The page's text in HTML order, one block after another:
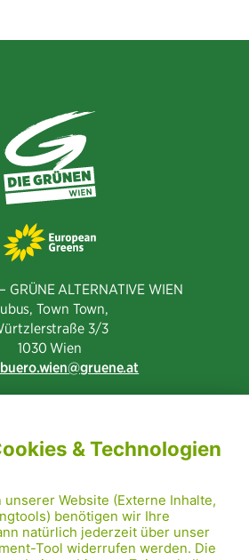
GRÜNE ALTERNATIVE WIEN
Town Town,
3/3​
1030 Wien
gruene.at
PRESSE
RADRETTUNG
NIGHTSKATING